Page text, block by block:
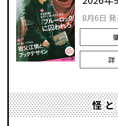
8月6日
怪